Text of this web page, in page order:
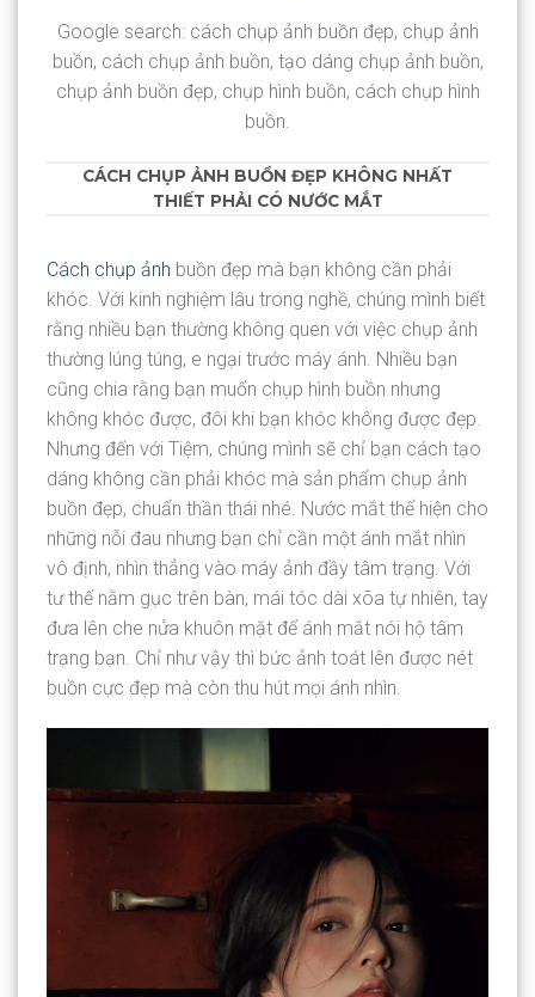
Google search: cách chụp ảnh buồn đẹp, chụp ảnh
buồn, cách chụp ảnh buồn, tạo dáng chụp ảnh buồn,
chụp ảnh buồn đẹp, chụp hình buồn, cách chụp hình
buồn.
CÁCH CHỤP ẢNH BUỒN ĐẸP KHÔNG NHẤT
THIẾT PHẢI CÓ NƯỚC MẮT
Cách chụp ảnh buồn đẹp mà bạn không cần phải
khóc. Với kinh nghiệm lâu trong nghề, chúng mình biết
rằng nhiều bạn thường không quen với việc chụp ảnh
thường lúng túng, e ngại trước máy ánh. Nhiều bạn
cũng chia rằng bạn muốn chụp hình buồn nhưng
không khóc được, đôi khi bạn khóc không được đẹp.
Nhưng đến với Tiệm, chúng mình sẽ chỉ bạn cách tạo
dáng không cần phải khóc mà sản phẩm chụp ảnh
buồn đẹp, chuẩn thần thái nhé. Nước mắt thể hiện cho
những nỗi đau nhưng bạn chỉ cần một ánh mắt nhìn
vô định, nhìn thẳng vào máy ảnh đầy tâm trạng. Với
tư thế nằm gục trên bàn, mái tóc dài xõa tự nhiên, tay
đưa lên che nửa khuôn mặt để ánh mắt nói hộ tâm
trạng bạn. Chỉ như vậy thì bức ảnh toát lên được nét
buồn cực đẹp mà còn thu hút mọi ánh nhìn.